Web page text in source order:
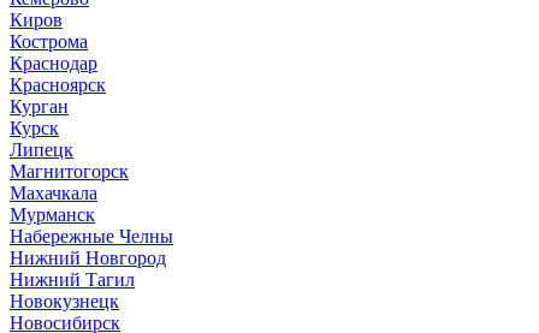
Киров
Кострома
Краснодар
Красноярск
Курган
Курск
Липецк
Магнитогорск
Махачкала
Мурманск
Набережные Челны
Нижний Новгород
Нижний Тагил
Новокузнецк
Новосибирск